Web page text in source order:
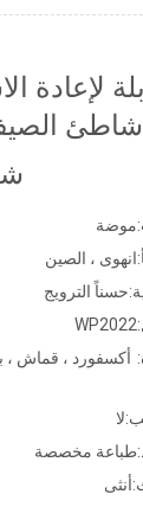
لإعادة
شاطئ
موضة
انهوى ، الصين
حسناً الترويج
WP2022
أكسفورد ، قماش ،
لا
طباعة مخصصة
أنثى